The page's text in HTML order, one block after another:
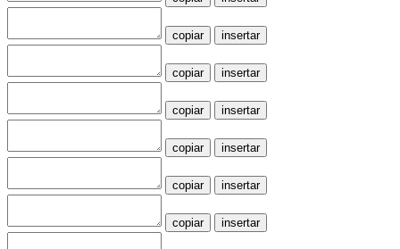
copiar insertar
copiar insertar
copiar insertar
copiar insertar
copiar insertar
copiar insertar